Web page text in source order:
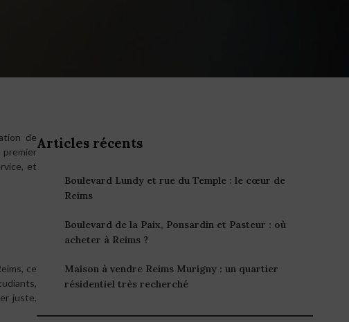
de
et
ce
juste,
Articles récents
Boulevard Lundy et rue du Temple : le cœur de
Reims
Boulevard de la Paix, Ponsardin et Pasteur : où
acheter à Reims ?
Maison à vendre Reims Murigny : un quartier
résidentiel très recherché